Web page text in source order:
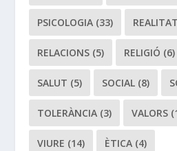
PSICOLOGIA (33) REALITAT
RELACIONS (5) RELIGIÓ (6)
SALUT (5) SOCIAL (8)
TOLERÀNCIA (3) VALORS
VIURE (14) ÈTICA (4)